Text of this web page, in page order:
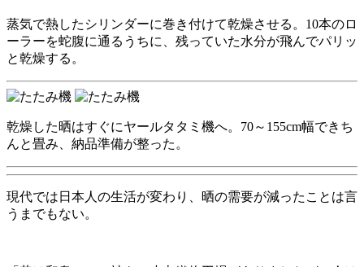
蒸気で熱したシリンダーに巻き付けて乾燥させる。10本のロ
ーラーを蛇腹に通るうちに、残っていた水分が飛んでパリッ
と乾燥する。
乾燥した晒はすぐにヤールタタミ機へ。70～155cm幅できち
んと畳み、納品準備が整った。
現代では日本人の生活が変わり、晒の需要が減ったことは言
うまでもない。